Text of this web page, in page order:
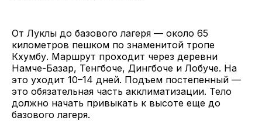
От Луклы до базового лагеря — около 65
километров пешком по знаменитой тропе
Кхумбу. Маршрут проходит через деревни
Намче-Базар, Тенгбоче, Дингбоче и Лобуче. На
это уходит 10–14 дней. Подъем постепенный —
это обязательная часть акклиматизации. Тело
должно начать привыкать к высоте еще до
базового лагеря.